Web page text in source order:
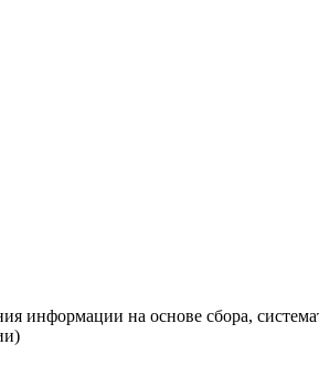
информации на основе сбора,